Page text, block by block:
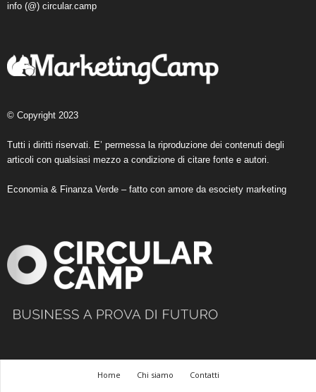
info (@) circular.camp
© Copyright 2023
Tutti i diritti riservati. E’ permessa la riproduzione dei contenuti degli
articoli con qualsiasi mezzo a condizione di citare fonte e autori.
Economia & Finanza Verde – fatto con amore da esociety marketing
Home Chi siamo
Contatti